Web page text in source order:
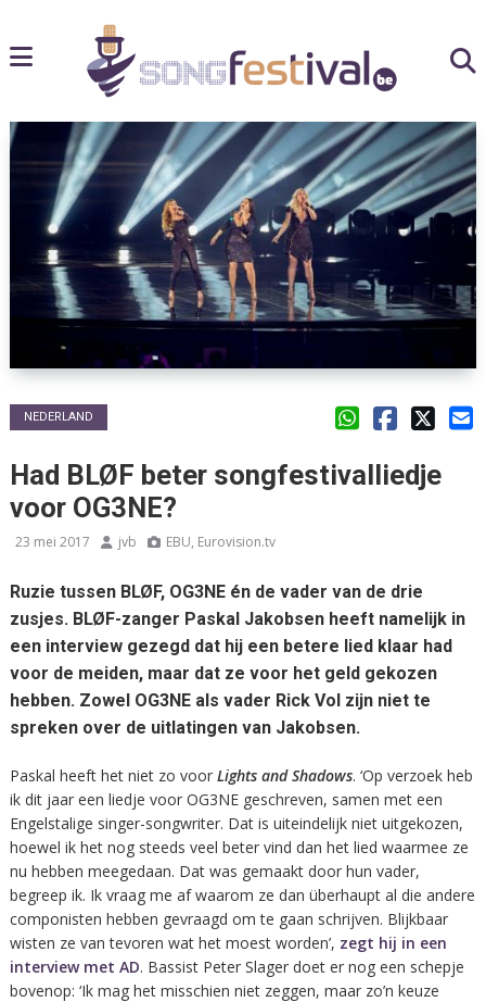
NEDERLAND
Had BLØF beter songfestivalliedje
voor OG3NE?
23 mei 2017 jvb EBU, Eurovision.tv
Ruzie tussen BLØF, OG3NE én de vader van de drie
zusjes. BLØF-zanger Paskal Jakobsen heeft namelijk in
een interview gezegd dat hij een betere lied klaar had
voor de meiden, maar dat ze voor het geld gekozen
hebben. Zowel OG3NE als vader Rick Vol zijn niet te
spreken over de uitlatingen van Jakobsen.
Paskal heeft het niet zo voor Lights and Shadows. ‘Op verzoek heb
ik dit jaar een liedje voor OG3NE geschreven, samen met een
Engelstalige singer-songwriter. Dat is uiteindelijk niet uitgekozen,
hoewel ik het nog steeds veel beter vind dan het lied waarmee ze
nu hebben meegedaan. Dat was gemaakt door hun vader,
begreep ik. Ik vraag me af waarom ze dan überhaupt al die andere
componisten hebben gevraagd om te gaan schrijven. Blijkbaar
wisten ze van tevoren wat het moest worden’, zegt hij in een
interview met AD. Bassist Peter Slager doet er nog een schepje
bovenop: ‘Ik mag het misschien niet zeggen, maar zo’n keuze